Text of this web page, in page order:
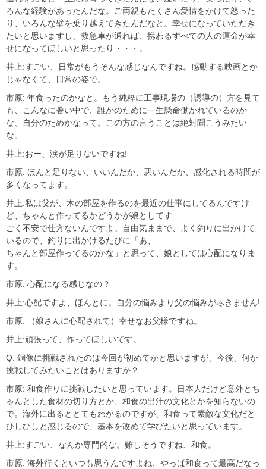
ろんな経験があったんだな。ご両親もたくさん愛情をかけて怒った
り、いろんな壁を乗り越えてきたんだなと。幸せになっていただき
たいと思いますし、救急車が通れば、携わるすべての人の運命が幸
せになってほしいと思ったり・・・。
井上:すごい、日常がもうそんな感じなんですね。感動する映画とか
じゃなくて、日常の姿で。
市原: 年食ったのかなと。もう純粋に工事現場の（誘導の）方を見て
も、こんなに暑い中で、誰かのために一生懸命働かれているのか
な、自分のためかなって。この方の言うことは絶対聞こうみたい
な。
井上:おー、涙が足りないですね!
市原: ほんと足りない、いいんだか、悪いんだか、感化される時間が
多くなってます。
井上:私は父が、木の部屋を作るのを最近の仕事にしてるんですけ
ど、ちゃんと作ってるかどうかが娘としてす
ごく不安で仕方ないんですよ。自由気ままで、よく釣りに出かけて
いるので、釣りに出かけるたびに「あ、
ちゃんと部屋作ってるのかな」と思って、娘としては心配になりま
す。
市原: 心配になる感じなの？
井上:心配ですよ、ほんとに。自分の悩みより父の悩みが尽きません!
市原: （娘さんに心配されて）幸せなお父様ですね。
井上:頑張って、作ってほしいです。
Q. 銅像に挑戦されたのは今回が初めてかと思いますが、今後、何か
挑戦してみたいことはありますか？
市原: 和食作りに挑戦したいと思っています。日本人だけど意外とち
ゃんとした食材の切り方とか、和食の出汁の文化とかを知らないの
で。海外に出るととてもわかるのですが、和食って素敵な文化だと
ひしひしと感じるので、基本を改めて学びたいと思っています。
井上:すごい、なんか専門的な。難しそうですね、和食。
市原: 海外行くといつも思うんですよね、やっぱ和食って最高だなっ